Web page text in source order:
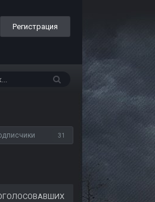
Регистрация
31